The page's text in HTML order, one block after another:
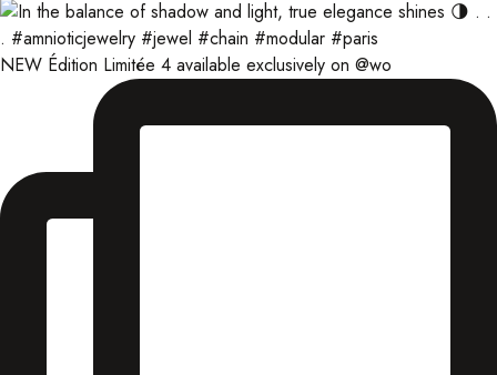
NEW Édition Limitée 4 available exclusively on @wo